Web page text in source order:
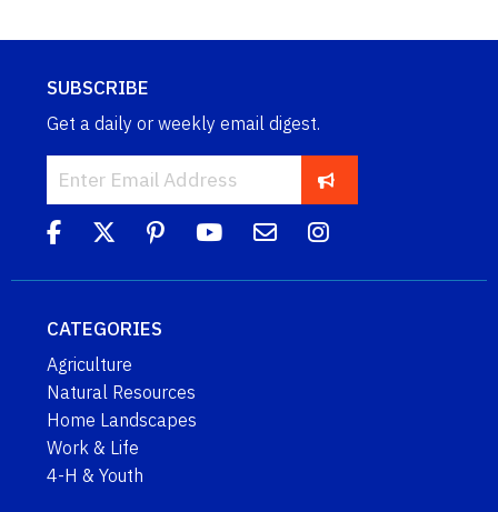
SUBSCRIBE
Get a daily or weekly email digest.
CATEGORIES
Agriculture
Natural Resources
Home Landscapes
Work & Life
4-H & Youth